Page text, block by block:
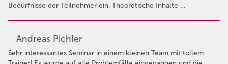
Bedürfnisse der Teilnehmer ein. Theoretische Inhalte …
Andreas Pichler
Sehr interessantes Seminar in einem kleinen Team mit tollem